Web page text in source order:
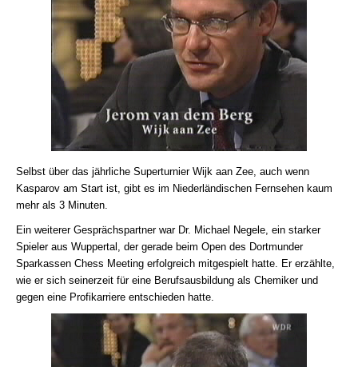
Selbst über das jährliche Superturnier Wijk aan Zee, auch wenn
Kasparov am Start ist, gibt es im Niederländischen Fernsehen kaum
mehr als 3 Minuten.
Ein weiterer Gesprächspartner war Dr. Michael Negele, ein starker
Spieler aus Wuppertal, der gerade beim Open des Dortmunder
Sparkassen Chess Meeting erfolgreich mitgespielt hatte. Er erzählte,
wie er sich seinerzeit für eine Berufsausbildung als Chemiker und
gegen eine Profikarriere entschieden hatte.